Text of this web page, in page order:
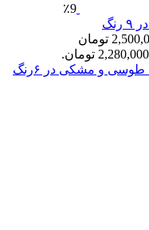
٪9
قیمت اصلی: 2,500,000 تومان